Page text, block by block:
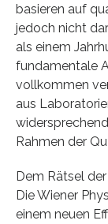
basieren auf
jedoch nicht
als einem
fundamentale
vollkommen
aus
Rahmen der
Dem Rätsel
Die Wiener
einem neuen